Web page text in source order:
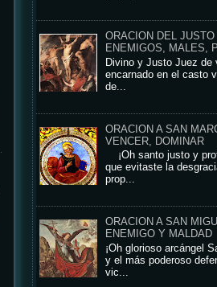
ORACION DEL
ENEMIGOS, MALES,
Divino y Justo Juez de
encarnado en el casto
de...
ORACION A SAN
VENCER, DOMINAR
¡Oh santo justo y
que evitaste la
prop...
ORACION A SAN
ENEMIGO Y MALDAD
¡Oh glorioso arcángel
y el más poderoso
vic...